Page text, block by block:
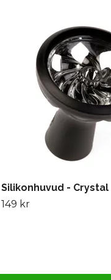
Silikonhuvud - Crystal
149 kr